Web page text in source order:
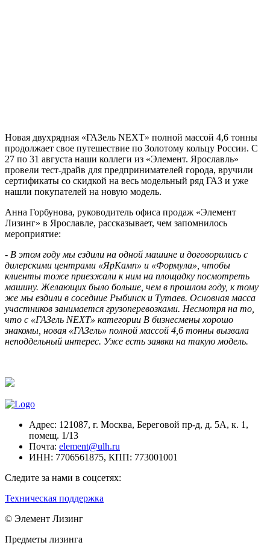
Новая двухрядная «ГАЗель NEXT» полной массой 4,6 тонны
продолжает свое путешествие по Золотому кольцу России. С
27 по 31 августа наши коллеги из «Элемент. Ярославль»
провели тест-драйв для предпринимателей города, вручили
сертификаты со скидкой на весь модельный ряд ГАЗ и уже
нашли покупателей на новую модель.
Анна Горбунова, руководитель офиса продаж «Элемент
Лизинг» в Ярославле, рассказывает, чем запомнилось
мероприятие:
- В этом году мы ездили на одной машине и договорились с
дилерскими центрами «ЯрКамп» и «Формула», чтобы
клиенты тоже приезжали к ним на площадку посмотреть
машину. Желающих было больше, чем в прошлом году, к тому
же мы ездили в соседние Рыбинск и Тутаев. Основная масса
участников занимается грузоперевозками. Несмотря на то,
что с «ГАЗель NEXT» категории В бизнесмены хорошо
знакомы, новая «ГАЗель» полной массой 4,6 тонны вызвала
неподдельный интерес. Уже есть заявки на такую модель.
Адрес: 121087, г. Москва, Береговой пр-д, д. 5А, к. 1,
помещ. 1/13
Почта: element@ulh.ru
ИНН: 7706561875, КПП: 773001001
Следите за нами в соцсетях:
Техническая поддержка
© Элемент Лизинг
Предметы лизинга